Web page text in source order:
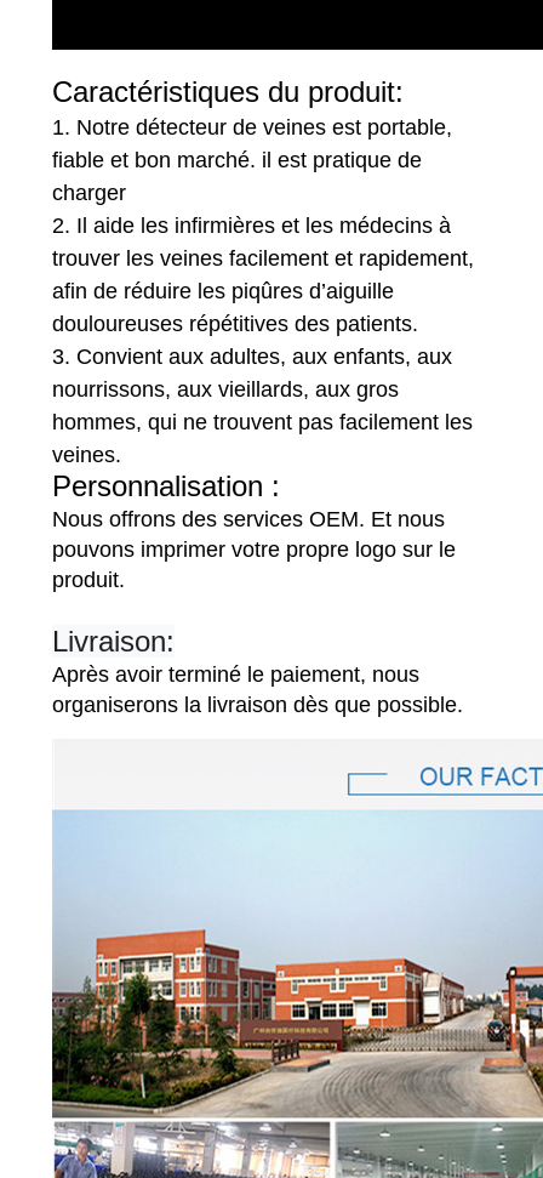
Caractéristiques du produit:
1. Notre détecteur de veines est portable,
fiable et bon marché. il est pratique de
charger
2. Il aide les infirmières et les médecins à
trouver les veines facilement et rapidement,
afin de réduire les piqûres d’aiguille
douloureuses répétitives des patients.
3. Convient aux adultes, aux enfants, aux
nourrissons, aux vieillards, aux gros
hommes, qui ne trouvent pas facilement les
veines.
Personnalisation :
Nous offrons des services OEM. Et nous
pouvons imprimer votre propre logo sur le
produit.
Livraison:
Après avoir terminé le paiement, nous
organiserons la livraison dès que possible.